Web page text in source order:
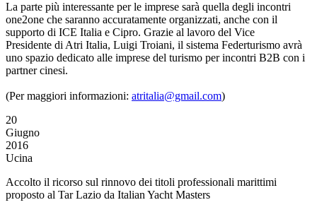
La parte più interessante per le imprese sarà quella degli incontri
one2one che saranno accuratamente organizzati, anche con il
supporto di ICE Italia e Cipro. Grazie al lavoro del Vice
Presidente di Atri Italia, Luigi Troiani, il sistema Federturismo avrà
uno spazio dedicato alle imprese del turismo per incontri B2B con i
partner cinesi.
(Per maggiori informazioni: atritalia@gmail.com)
20
Giugno
2016
Ucina
Accolto il ricorso sul rinnovo dei titoli professionali marittimi
proposto al Tar Lazio da Italian Yacht Masters